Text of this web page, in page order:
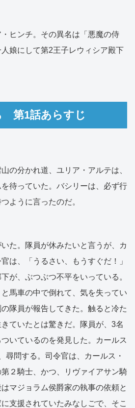
ヒンチ。その異名は「悪魔の侍
娘にして第2王子レウィシア殿下
第1話あらすじ
の分かれ道、ユリア・アルテは、
待っていた。バシリーは、必ず行
ように言ったのだ。
た。隊員が休みたいと言うが、カ
は、「うるさい、もうすぐだ！」
が、ぶつぶつ不平をいっている。
馬車の中で倒れて、気を失ってい
隊員が報告してきた。触ると冷た
ていたとは驚きだ。隊員が、3名
いているのを発見した。カールス
尋問する。司令官は、カールス・
２騎士、かつ、リヴァイアサン騎
マジョラム侯爵家の執事の依頼と
支援されていたみなしごで、そこ